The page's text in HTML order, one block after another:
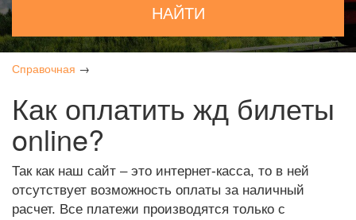
НАЙТИ
Справочная →
Как оплатить жд билеты
online?
Так как наш сайт – это интернет-касса, то в ней
отсутствует возможность оплаты за наличный
расчет. Все платежи производятся только с